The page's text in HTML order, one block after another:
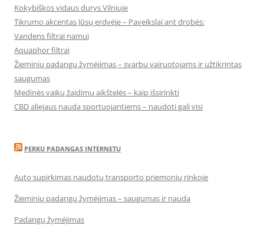
Kokybiškos vidaus durys Vilniuje
Tikrumo akcentas Jūsų erdvėje – Paveikslai ant drobės:
Vandens filtrai namui
Aquaphor filtrai
Žieminių padangų žymėjimas – svarbu vairuotojams ir užtikrintas
saugumas
Medinės vaikų žaidimų aikštelės – kaip išsirinkti
CBD aliejaus nauda sportuojantiems – naudoti gali visi
PERKU PADANGAS INTERNETU
Auto supirkimas naudotų transporto priemonių rinkoje
Žieminių padangų žymėjimas – saugumas ir nauda
Padangų žymėjimas